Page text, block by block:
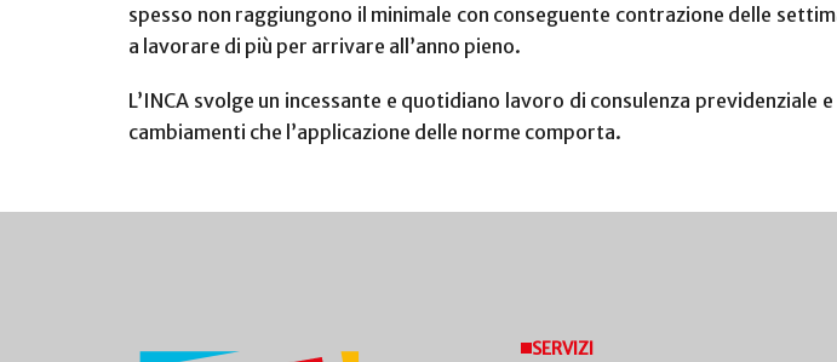
spesso non raggiungono il minimale con conseguente contrazione delle
a lavorare di più per arrivare all’anno pieno.
L’INCA svolge un incessante e quotidiano lavoro di consulenza
cambiamenti che l’applicazione delle norme comporta.
SERVIZI